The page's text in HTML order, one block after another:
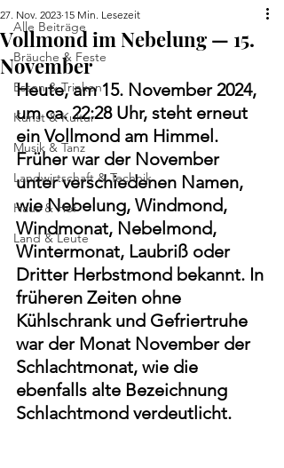
Alle Beiträge
Bräuche & Feste
Essen & Trinken
Kunst & Kultur
Musik & Tanz
Landwirtschaft & Technik
Haus & Hof
Land & Leute
Vollmond im Nebelung — 15.
November
27. Nov. 2023 15 Min. Lesezeit
Heute, am 15. November 2024,
um ca. 22:28 Uhr, steht erneut
ein Vollmond am Himmel.
Früher war der November
unter verschiedenen Namen,
wie Nebelung, Windmond,
Windmonat, Nebelmond,
Wintermonat, Laubriß oder
Dritter Herbstmond bekannt. In
früheren Zeiten ohne
Kühlschrank und Gefriertruhe
war der Monat November der
Schlachtmonat, wie die
ebenfalls alte Bezeichnung
Schlachtmond verdeutlicht.